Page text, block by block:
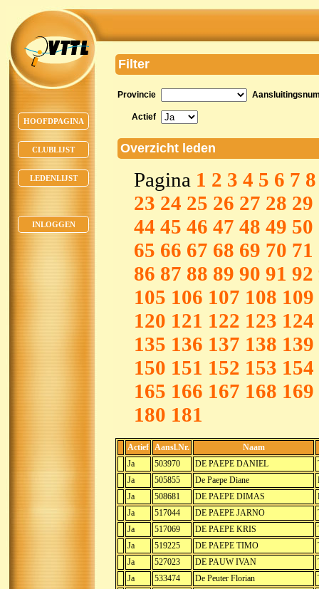
HOOFDPAGINA
CLUBLIJST
LEDENLIJST
INLOGGEN
Filter
Provincie
Actief
Overzicht leden
Pagina 1 2 3 4 5 6 7 8
23 24 25 26 27 28 29
44 45 46 47 48 49 50
65 66 67 68 69 70 71
86 87 88 89 90 91 92
105 106 107 108 109
120 121 122 123 124
135 136 137 138 139
150 151 152 153 154
165 166 167 168 169
180 181
Actief Aansl.Nr.
Naam
Ja
503970 DE PAEPE DANIEL
Ja
505855 De Paepe Diane
Ja
508681 DE PAEPE DIMAS
Ja
517044 DE PAEPE JARNO
Ja
517069 DE PAEPE KRIS
Ja
519225 DE PAEPE TIMO
Ja
527023 DE PAUW IVAN
Ja
533474 De Peuter Florian